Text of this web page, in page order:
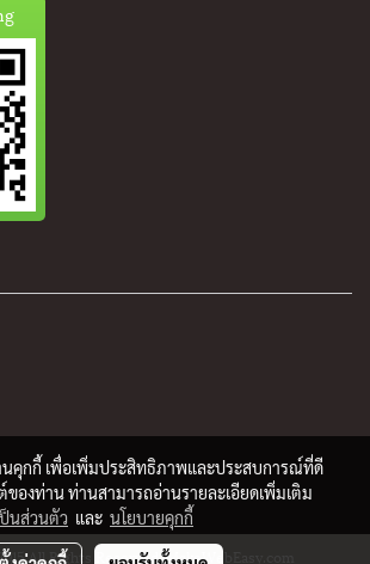
All Rights Reserved. MakeWebEasy.com
นคุกกี้ เพื่อเพิ่มประสิทธิภาพและประสบการณ์ที่ดี
ของท่าน ท่านสามารถอ่านรายละเอียดเพิ่มเติม
นส่วนตัว และ นโยบายคุกกี้